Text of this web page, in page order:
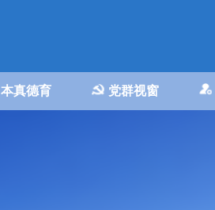
本真德育 党群视窗